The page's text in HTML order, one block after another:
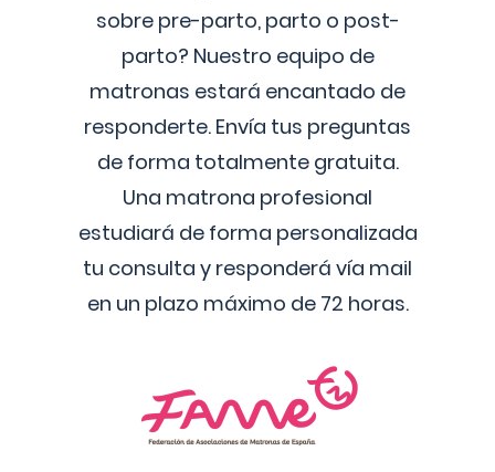
sobre pre-parto, parto o post-
parto? Nuestro equipo de
matronas estará encantado de
responderte. Envía tus preguntas
de forma totalmente gratuita.
Una matrona profesional
estudiará de forma personalizada
tu consulta y responderá vía mail
en un plazo máximo de 72 horas.